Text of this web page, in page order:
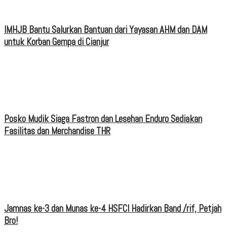
IMHJB Bantu Salurkan Bantuan dari Yayasan AHM dan DAM
untuk Korban Gempa di Cianjur
Posko Mudik Siaga Fastron dan Lesehan Enduro Sediakan
Fasilitas dan Merchandise THR
Jamnas ke-3 dan Munas ke-4 HSFCI Hadirkan Band /rif, Petjah
Bro!